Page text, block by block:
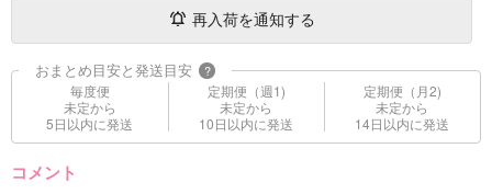
再入荷を通知する
おまとめ目安と発送目安 ?
毎度便
未定から
5日以内に発送
定期便（週1)
未定から
10日以内に発送
定期便（月2)
未定から
14日以内に発送
コメント